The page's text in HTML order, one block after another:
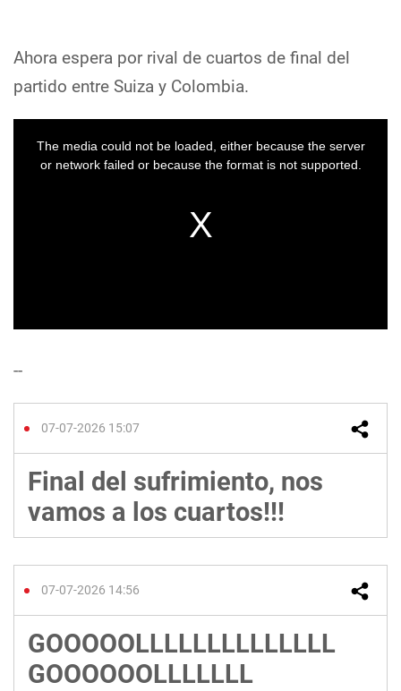
Ahora espera por rival de cuartos de final del
partido entre Suiza y Colombia.
--
07-07-2026 15:07
Final del sufrimiento, nos
vamos a los cuartos!!!
07-07-2026 14:56
GOOOOOLLLLLLLLLLLLLL
GOOOOOOLLLLLLL